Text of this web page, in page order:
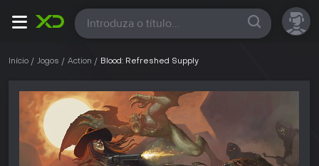
Todas
Início Jogos Action Blood: Refreshed Supply